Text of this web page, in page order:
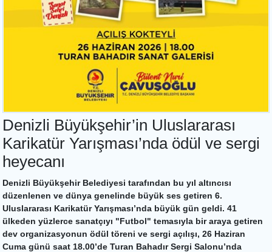
Denizli Büyükşehir’in Uluslararası
Karikatür Yarışması’nda ödül ve sergi
heyecanı
Denizli Büyükşehir Belediyesi tarafından bu yıl altıncısı
düzenlenen ve dünya genelinde büyük ses getiren 6.
Uluslararası Karikatür Yarışması’nda büyük gün geldi. 41
ülkeden yüzlerce sanatçıyı "Futbol" temasıyla bir araya getiren
dev organizasyonun ödül töreni ve sergi açılışı, 26 Haziran
Cuma günü saat 18.00’de Turan Bahadır Sergi Salonu’nda